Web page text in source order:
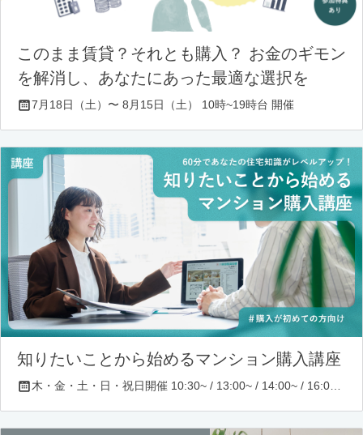
このまま賃貸？それとも購入？ お金のギモン
を解消し、あなたにあった最適な選択を
7月18日（土）〜 8月15日（土） 10時~19時台 開催
知りたいことから始めるマンション購入講座
木・金・土・日・祝日開催 10:30~ / 13:00~ / 14:00~ / 16:00~ / 17:00~/ 18:30~/ 19:30~